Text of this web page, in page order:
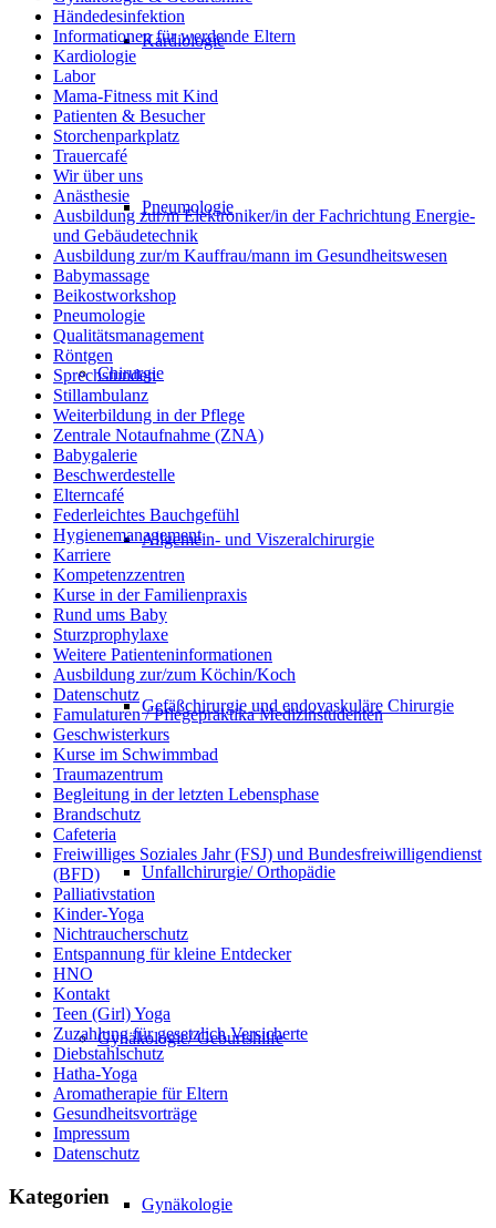
Kardiologie
Pneumologie
Chirurgie
Allgemein- und Viszeralchirurgie
Gefäßchirurgie und endovaskuläre Chirurgie
Unfallchirurgie/ Orthopädie
Gynäkologie/ Geburtshilfe
Gynäkologie
Händedesinfektion
Informationen für werdende Eltern
Kardiologie
Labor
Mama-Fitness mit Kind
Patienten & Besucher
Storchenparkplatz
Trauercafé
Wir über uns
Anästhesie
Ausbildung zur/m Elektroniker/in der Fachrichtung Energie-
und Gebäudetechnik
Ausbildung zur/m Kauffrau/mann im Gesundheitswesen
Babymassage
Beikostworkshop
Pneumologie
Qualitätsmanagement
Röntgen
Sprechstunden
Stillambulanz
Weiterbildung in der Pflege
Zentrale Notaufnahme (ZNA)
Babygalerie
Beschwerdestelle
Elterncafé
Federleichtes Bauchgefühl
Hygienemanagement
Karriere
Kompetenzzentren
Kurse in der Familienpraxis
Rund ums Baby
Sturzprophylaxe
Weitere Patienteninformationen
Ausbildung zur/zum Köchin/Koch
Datenschutz
Famulaturen / Pflegepraktika Medizinstudenten
Geschwisterkurs
Kurse im Schwimmbad
Traumazentrum
Begleitung in der letzten Lebensphase
Brandschutz
Cafeteria
Freiwilliges Soziales Jahr (FSJ) und Bundesfreiwilligendienst
(BFD)
Palliativstation
Kinder-Yoga
Nichtraucherschutz
Entspannung für kleine Entdecker
HNO
Kontakt
Teen (Girl) Yoga
Zuzahlung für gesetzlich Versicherte
Diebstahlschutz
Hatha-Yoga
Aromatherapie für Eltern
Gesundheitsvorträge
Impressum
Datenschutz
Kategorien